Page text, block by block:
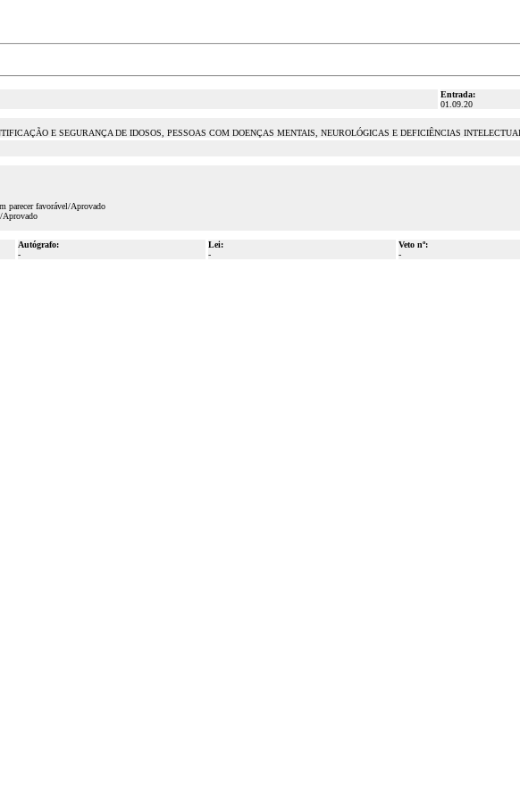
Entrada:
01.09.20
E SEGURANÇA DE IDOSOS, PESSOAS COM DOENÇAS MENTAIS, NEUROLÓGICAS E DEFICIÊNCIAS
parecer favorável/Aprovado
Autógrafo:
-
Lei:
-
Veto nº:
-